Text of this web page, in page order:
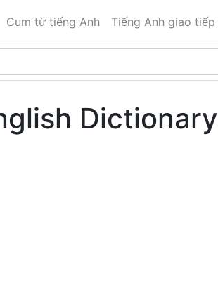
Cụm từ tiếng Anh Tiếng Anh giao tiếp
Dictionary